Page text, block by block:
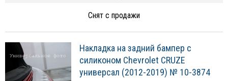
Снят с продажи
Накладка на задний бампер с
силиконом Chevrolet CRUZE
универсал (2012-2019) № 10-3874